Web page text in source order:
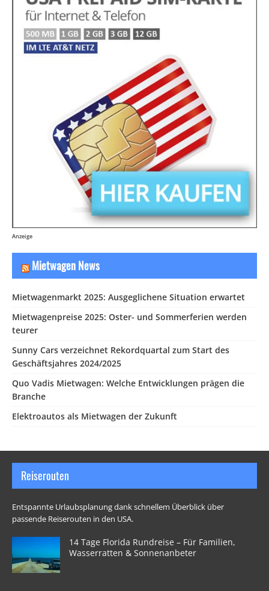
Anzeige
Mietwagen News
Mietwagenmarkt 2025: Ausgeglichene Situation erwartet
Mietwagenpreise 2025: Oster- und Sommerferien werden
teurer
Sunny Cars verzeichnet Rekordquartal zum Start des
Geschäftsjahres 2024/2025
Quo Vadis Mietwagen: Welche Entwicklungen prägen die
Branche
Elektroautos als Mietwagen der Zukunft
Reiserouten
Entspannte Urlaubsplanung dank schnellem Überblick über
passende Reiserouten in den USA.
14 Tage Florida Rundreise – Für Familien,
Wasserratten & Sonnenanbeter